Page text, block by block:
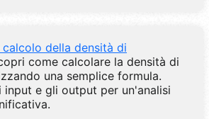
della densità di
come calcolare la densità di
una semplice formula.
input e gli output per un'analisi